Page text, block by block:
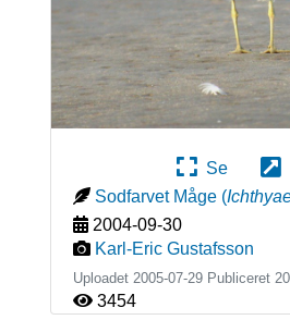
Se
Sodfarvet Måge (
2004-09-30
Karl-Eric Gustafsson
Uploadet 2005-07-29 Publiceret
3454